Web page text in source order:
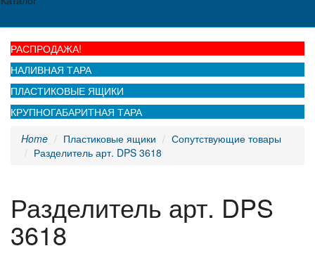
РАСПРОДАЖА!
НАЛИВНАЯ ТАРА
ПЛАСТИКОВЫЕ ЯЩИКИ
КРУПНОГАБАРИТНАЯ ТАРА
Home
Пластиковые ящики
Сопутствующие товары
Разделитель арт. DPS 3618
Разделитель арт. DPS
3618